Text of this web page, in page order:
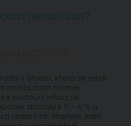
nemovitost?
2023 (07:01)
v situaci, která se ještě
mohla zdát na míle
k rostoucí inflaci se
dostaly k 5 – 6 % a
realitní trh. Majitelé, kteří